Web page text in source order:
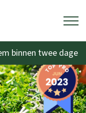
binnen twee